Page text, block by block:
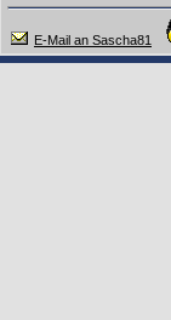
E-Mail an Sascha81